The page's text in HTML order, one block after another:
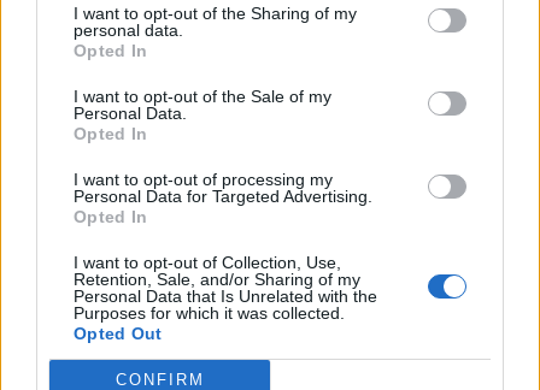
I want to opt-out of the Sharing of my
personal data.
Opted In
I want to opt-out of the Sale of my
Personal Data.
Opted In
I want to opt-out of processing my
Personal Data for Targeted Advertising.
Opted In
I want to opt-out of Collection, Use,
Retention, Sale, and/or Sharing of my
Personal Data that Is Unrelated with the
Purposes for which it was collected.
Opted Out
CONFIRM
PIÙ LETTI OGGI
Amichevole Ossese: 3-1 al Cagliari Primavera,
doppietta di Tapparello